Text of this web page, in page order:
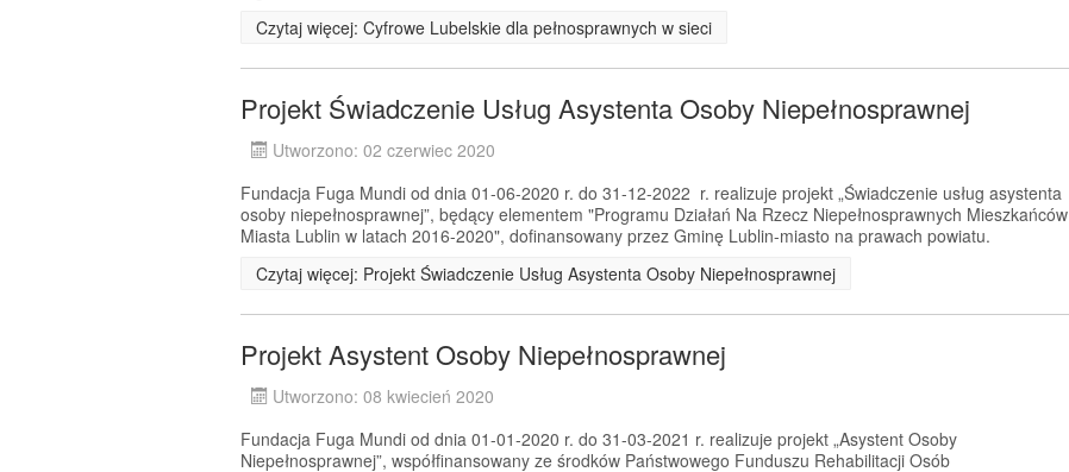
Czytaj więcej: Cyfrowe Lubelskie dla pełnosprawnych w sieci
Projekt Świadczenie Usług Asystenta Osoby Niepełnosprawnej
Utworzono: 02 czerwiec 2020
Fundacja Fuga Mundi od dnia 01-06-2020 r. do 31-12-2022 r. realizuje projekt „Świadczenie usług asystenta
osoby niepełnosprawnej”, będący elementem "Programu Działań Na Rzecz Niepełnosprawnych Mieszkańców
Miasta Lublin w latach 2016-2020", dofinansowany przez Gminę Lublin-miasto na prawach powiatu.
Czytaj więcej: Projekt Świadczenie Usług Asystenta Osoby Niepełnosprawnej
Projekt Asystent Osoby Niepełnosprawnej
Utworzono: 08 kwiecień 2020
Fundacja Fuga Mundi od dnia 01-01-2020 r. do 31-03-2021 r. realizuje projekt „Asystent Osoby
Niepełnosprawnej”, współfinansowany ze środków Państwowego Funduszu Rehabilitacji Osób